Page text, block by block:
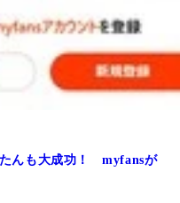
んも大成功！ myfansが